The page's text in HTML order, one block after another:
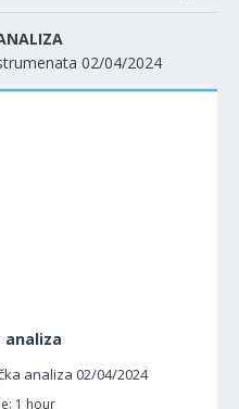
02/04/2024
analiza
1 hour